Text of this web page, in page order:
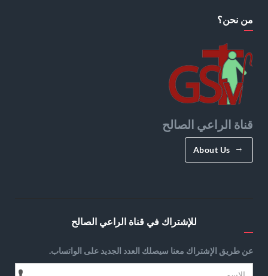
من نحن؟
قناة الراعي الصالح
About Us
للإشتراك في قناة الراعي الصالح
عن طريق الإشتراك معنا سيصلك العدد الجديد على الواتساب.